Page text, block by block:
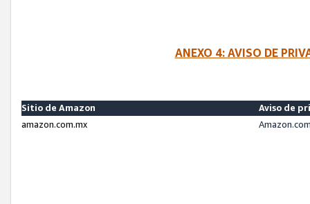
ANEXO 4: AVISO DE
Sitio de Amazon
Aviso de
amazon.com.mx